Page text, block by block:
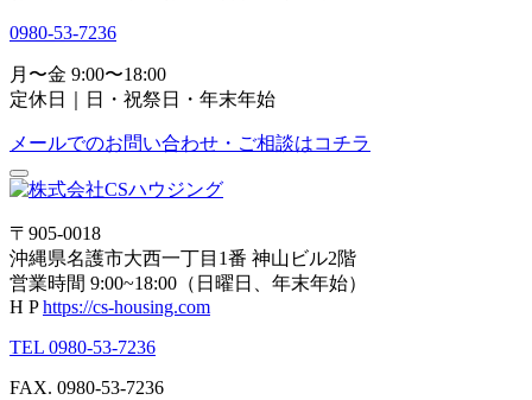
0980-53-7236
月〜金 9:00〜18:00
定休日｜日・祝祭日・年末年始
メールでのお問い合わせ・ご相談はコチラ
〒905-0018
沖縄県名護市大西一丁目1番 神山ビル2階
営業時間 9:00~18:00（日曜日、年末年始）
H Phttps://cs-housing.com
TEL 0980-53-7236
FAX. 0980-53-7236